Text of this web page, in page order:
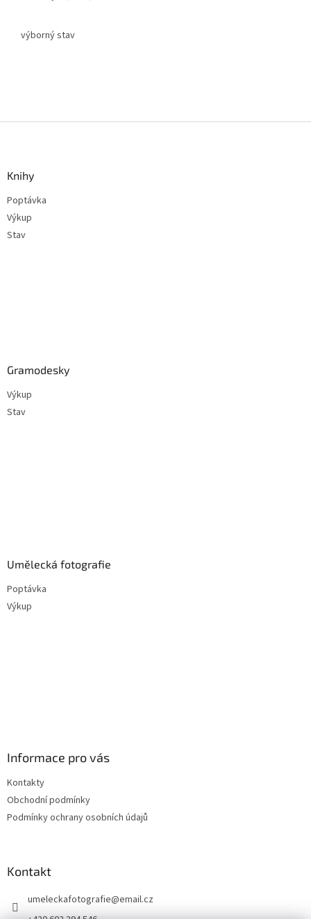
výborný stav
Knihy
Poptávka
Výkup
Stav
Gramodesky
Výkup
Stav
Umělecká fotografie
Poptávka
Výkup
Informace pro vás
Kontakty
Obchodní podmínky
Podmínky ochrany osobních údajů
Kontakt
umeleckafotografie@email.cz